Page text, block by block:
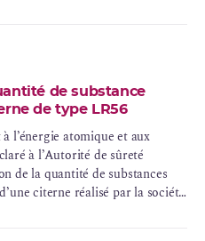
de substance
de type LR56
l’énergie atomique et aux
à l’Autorité de sûreté
de la quantité de substances
citerne réalisé par la société